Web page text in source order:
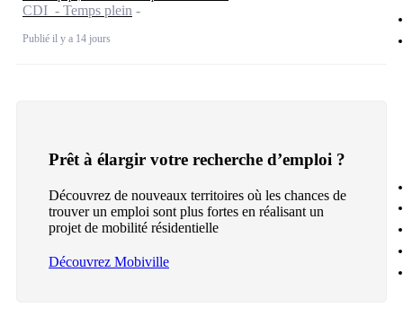
CDI - Temps plein
Publié il y a 14 jours
Prêt à élargir votre recherche d’emploi ?
Découvrez de nouveaux territoires où les chances de
trouver un emploi sont plus fortes en réalisant un
projet de mobilité résidentielle
Découvrez Mobiville